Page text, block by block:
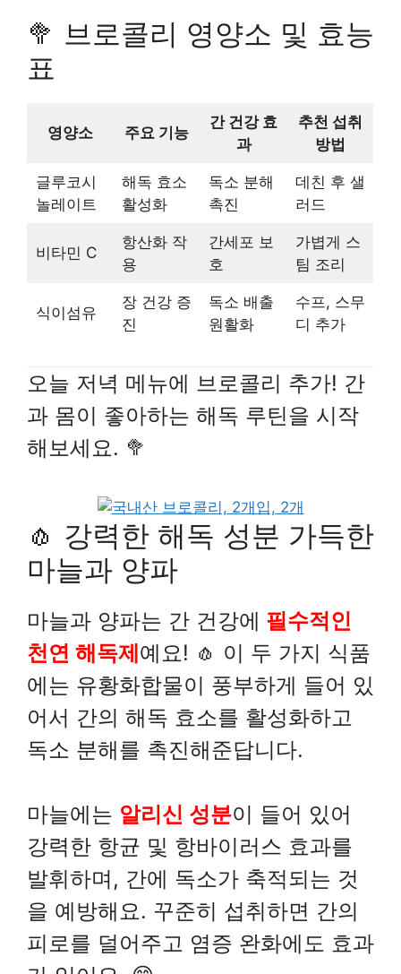
🥦 브로콜리 영양소 및 효능
표
영양소 주요 기능
간 건강 효
과
추천 섭취
방법
글루코시
놀레이트
해독 효소
활성화
독소 분해
촉진
데친 후 샐
러드
비타민 C
항산화 작
용
간세포 보
호
가볍게 스
팀 조리
식이섬유
장 건강 증
진
독소 배출
원활화
수프, 스무
디 추가
오늘 저녁 메뉴에 브로콜리 추가! 간
과 몸이 좋아하는 해독 루틴을 시작
해보세요. 🥦
🧄 강력한 해독 성분 가득한
마늘과 양파
마늘과 양파는 간 건강에 필수적인
천연 해독제예요! 🧄 이 두 가지 식품
에는 유황화합물이 풍부하게 들어 있
어서 간의 해독 효소를 활성화하고
독소 분해를 촉진해준답니다.
마늘에는 알리신 성분이 들어 있어
강력한 항균 및 항바이러스 효과를
발휘하며, 간에 독소가 축적되는 것
을 예방해요. 꾸준히 섭취하면 간의
피로를 덜어주고 염증 완화에도 효과